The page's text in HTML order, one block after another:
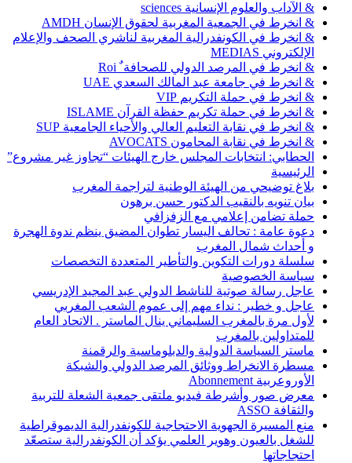
& الآداب والعلوم الإنسانية sciences
& انخرط في الجمعية المغربية لحقوق الإنسان AMDH
& انخرط في الكونفدرالية المغربية لناشري الصحف والإعلام
الإلكتروني MEDIAS
& انخرط في المرصد الدولي للصحافة ٌ Roi
& انخرط في جامعة عبد المالك السعدي UAE
& انخرط في حملة التكريم VIP
& انخرط في حملة تكريم حفظة القرآن ISLAME
& انخرط في نقابة التعليم العالي والأحياء الجامعية SUP
& انخرط في نقابة المحامون AVOCATS
الحطابي: انتخابات المجلس خارج الهيئات “تجاوز غير مشروع”
الرئيسية
بلاغ توضيحي من الهيئة الوطنية لتراجمة المغرب
بيان تنويه بالنقيب الدكتور حسن برهون
حملة تضامن إعلامي مع الزفزافي
دعوة عامة : تحالف اليسار تطوان المضيق ينظم ندوة الهجرة
و أحداث شمال المغرب
سلسلة دورات التكوين والتأطير المتعددة التخصصات
سياسة الخصوصية
عاجل رسالة صوتية للناشط الدولي عبد المجيد الإدريسي
عاجل و خطير : نداء مهم إلى عموم الشعب المغربي
لأول مرة بالمغرب السليماني ينال الماستر . الاتحاد العام
للمتداولين بالمغرب
ماستر السياسة الدولية والدبلوماسية والرقمنة
مسطرة الانخراط ووثائق المرصد الدولي والشبكة
الأوروعربية Abonnement
معرض صور وأشرطة فيديو ملتقى جمعية الشعلة للتربية
والثقافة ASSO
منع المسيرة الجهوية الاحتجاجية للكونفدرالية الديموقراطية
للشغل بالعيون وهوير العلمي يؤكد أن الكونفدرالية ستصعّد
احتجاجاتها